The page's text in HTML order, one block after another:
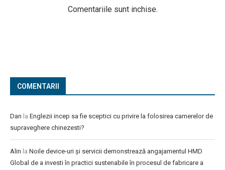
Comentariile sunt inchise.
COMENTARII
Dan la Englezii incep sa fie sceptici cu privire la folosirea camerelor de
supraveghere chinezesti?
Alin la Noile device-uri și servicii demonstrează angajamentul HMD
Global de a investi în practici sustenabile în procesul de fabricare a